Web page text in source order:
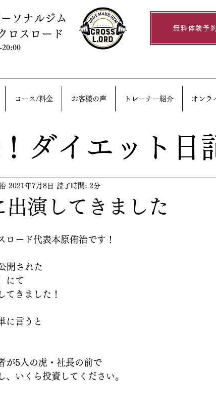
ソナルジム
ロスロード
20:00
無料体験予
コース/料金 お客様の声 トレーナー紹介 オンラ
ダイエット日
出演してきました
2021年7月8日 読了時間: 2分
ロード代表本原侑治です！
開された
にて
てきました！
に言うと
が5人の虎・社長の前で
、いくら投資してください。